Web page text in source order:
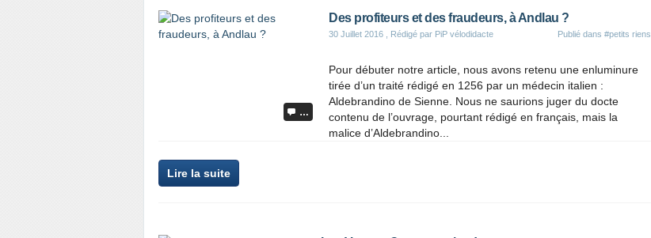
…
Des profiteurs et des fraudeurs, à Andlau ?
30 Juillet 2016 , Rédigé par PiP vélodidacte Publié dans #petits riens
Pour débuter notre article, nous avons retenu une enluminure
tirée d’un traité rédigé en 1256 par un médecin italien :
Aldebrandino de Sienne. Nous ne saurions juger du docte
contenu de l’ouvrage, pourtant rédigé en français, mais la
malice d’Aldebrandino...
Lire la suite